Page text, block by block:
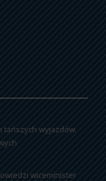
tańszych wyjazdów.
wiceminister